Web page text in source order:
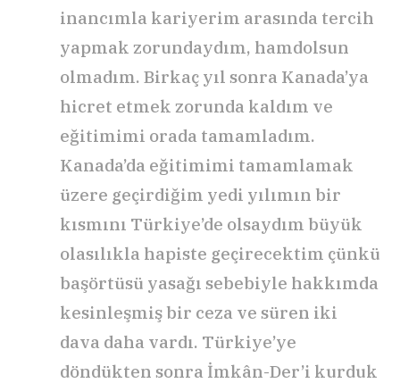
inancımla kariyerim arasında tercih
yapmak zorundaydım, hamdolsun
olmadım. Birkaç yıl sonra Kanada’ya
hicret etmek zorunda kaldım ve
eğitimimi orada tamamladım.
Kanada’da eğitimimi tamamlamak
üzere geçirdiğim yedi yılımın bir
kısmını Türkiye’de olsaydım büyük
olasılıkla hapiste geçirecektim çünkü
başörtüsü yasağı sebebiyle hakkımda
kesinleşmiş bir ceza ve süren iki
dava daha vardı. Türkiye’ye
döndükten sonra İmkân-Der’i kurduk